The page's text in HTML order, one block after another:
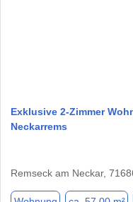
Exklusive 2-Zimmer
Neckarrems
Remseck am Neckar,